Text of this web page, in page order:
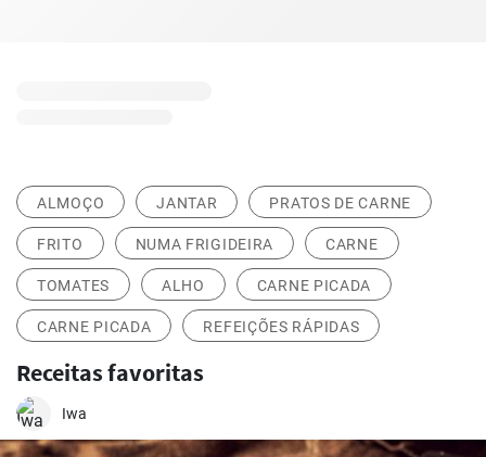
ALMOÇO JANTAR PRATOS DE CARNE
FRITO NUMA FRIGIDEIRA CARNE
TOMATES ALHO CARNE PICADA
CARNE PICADA REFEIÇÕES RÁPIDAS
Receitas favoritas
Iwa